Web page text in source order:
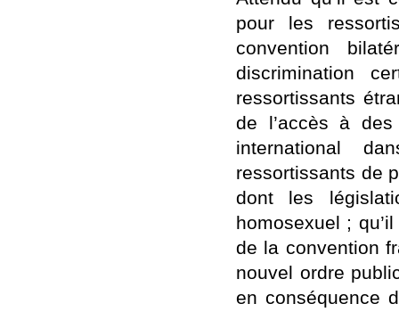
pour les
convention
discrimination
ressortissants
de l’accès à
international
ressortissants de
dont les
homosexuel ;
de la convention
nouvel ordre
en conséquence